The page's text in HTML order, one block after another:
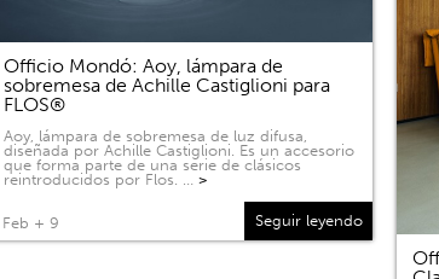
Officio Mondó: Aoy, lámpara de
sobremesa de Achille Castiglioni para
FLOS®
Aoy, lámpara de sobremesa de luz difusa,
diseñada por Achille Castiglioni. Es un accesorio
que forma parte de una serie de clásicos
reintroducidos por Flos. … >
Feb + 9 Seguir leyendo